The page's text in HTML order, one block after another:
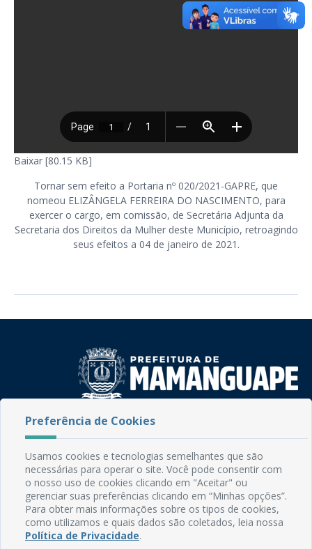
Baixar [80.15 KB]
Tornar sem efeito a Portaria nº 020/2021-GAPRE, que
nomeou ELIZÂNGELA FERREIRA DO NASCIMENTO, para
exercer o cargo, em comissão, de Secretária Adjunta da
Secretaria dos Direitos da Mulher deste Município, retroagindo
seus efeitos a 04 de janeiro de 2021.
Rua do Imperador, 78, Centro
CEP: 58.280-000 - Mamanguape/PB
Fone: (83) 3292-2246
Email: comunicacao@mamanguape.pb.gov.br
Expediente: Segunda à Sexta, das 08h às 13h
Mapa do Site
Perguntas frequentes
Preferência de Cookies
Usamos cookies e tecnologias semelhantes que são
necessárias para operar o site. Você pode consentir com
o nosso uso de cookies clicando em "Aceitar" ou
gerenciar suas preferências clicando em “Minhas opções”.
Para obter mais informações sobre os tipos de cookies,
como utilizamos e quais dados são coletados, leia nossa
Política de Privacidade.